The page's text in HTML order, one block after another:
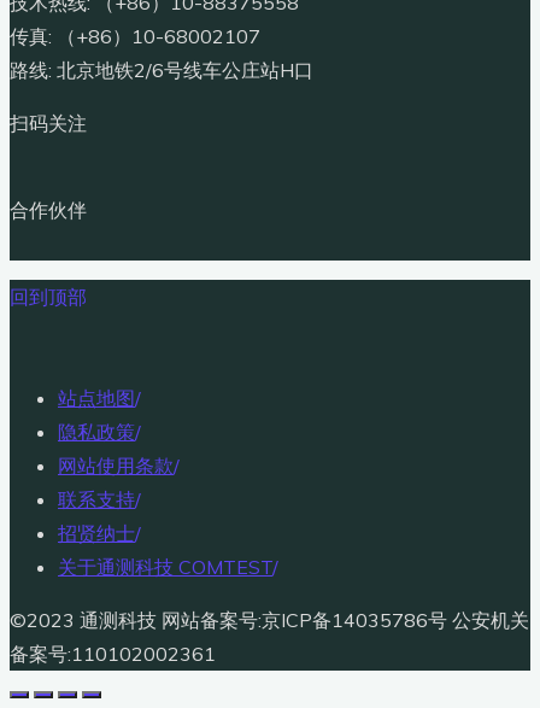
传真: （+86）10-68002107
路线: 北京地铁2/6号线车公庄站H口
扫码关注
合作伙伴
回到顶部
站点地图/
隐私政策/
网站使用条款/
联系支持/
招贤纳士/
关于通测科技 COMTEST/
©2023 通测科技 网站备案号:京ICP备14035786号 公安机关
备案号:110102002361